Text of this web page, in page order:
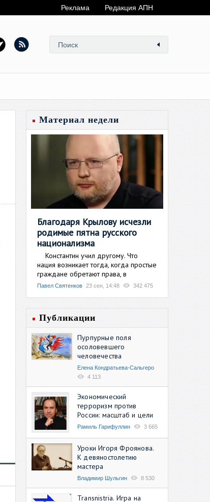
Реклама Редакция АПН
Материал недели
Благодаря Крылову исчезли
родимые пятна русского
национализма
Константин учил другому. Что
нация возникает тогда, когда простые
граждане обретают права, в
Павел Святенков 23 сен, 14:48 342 475
Публикации
Пурпурные поля
осоловевшего
человечества
Елена Кондратьева-Сальгеро
4 113
Экономический
терроризм против
России: масштаб и цели
Рамиль Гарифуллин 3 665
Уроки Игоря Фроянова.
К девяностолетию
мастера
Владимир Шульгин 8 530
Transnistria. Игра на